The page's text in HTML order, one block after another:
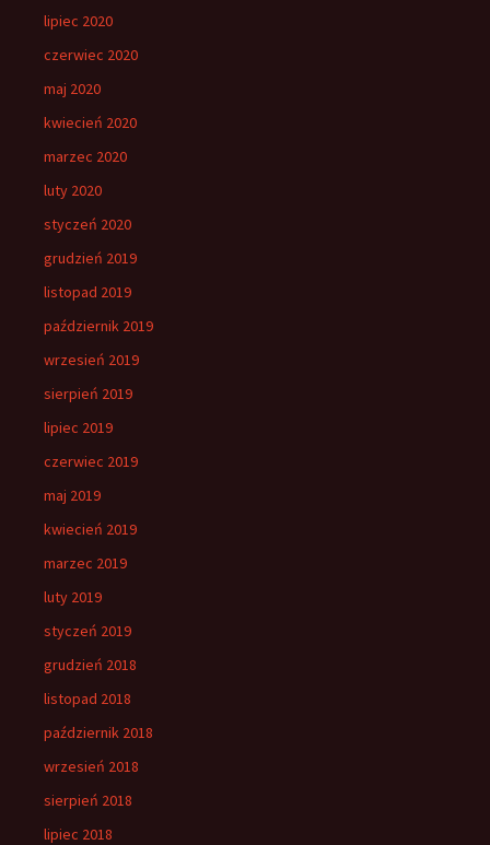
lipiec 2020
czerwiec 2020
maj 2020
kwiecień 2020
marzec 2020
luty 2020
styczeń 2020
grudzień 2019
listopad 2019
październik 2019
wrzesień 2019
sierpień 2019
lipiec 2019
czerwiec 2019
maj 2019
kwiecień 2019
marzec 2019
luty 2019
styczeń 2019
grudzień 2018
listopad 2018
październik 2018
wrzesień 2018
sierpień 2018
lipiec 2018